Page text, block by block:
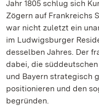
Jahr 1805 schlug sich
Zögern auf Frankreichs
war nicht zuletzt ein
im Ludwigsburger
desselben Jahres. Der
dabei, die
und Bayern strategisch
positionieren und den
begründen.